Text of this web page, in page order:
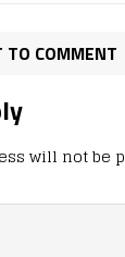
TO COMMENT
will not be